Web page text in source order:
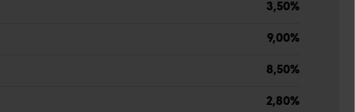
3,50%
9,00%
8,50%
2,80%